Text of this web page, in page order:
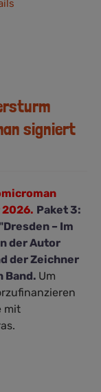
signiert
Paket 3:
– Im
der Autor
der Zeichner
Band. Um
mit